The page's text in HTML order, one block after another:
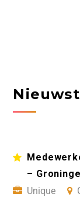
–
Unique